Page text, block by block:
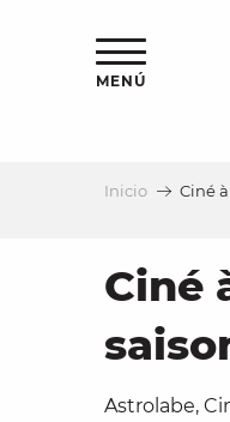
MENÚ
Inicio Ciné
Ciné
Astrolabe,